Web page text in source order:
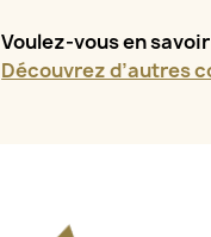
Voulez-vous en
Découvrez d’autres